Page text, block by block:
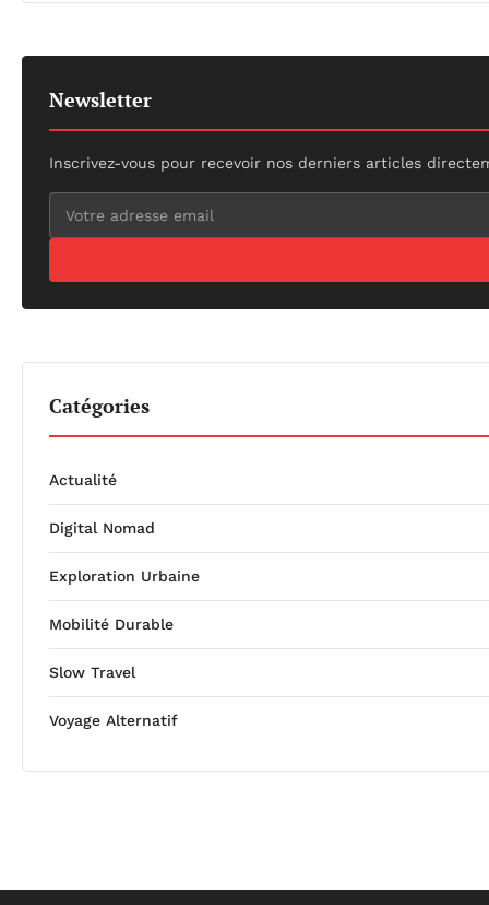
Newsletter
Inscrivez-vous pour recevoir nos derniers articles
Catégories
Actualité
Digital Nomad
Exploration Urbaine
Mobilité Durable
Slow Travel
Voyage Alternatif